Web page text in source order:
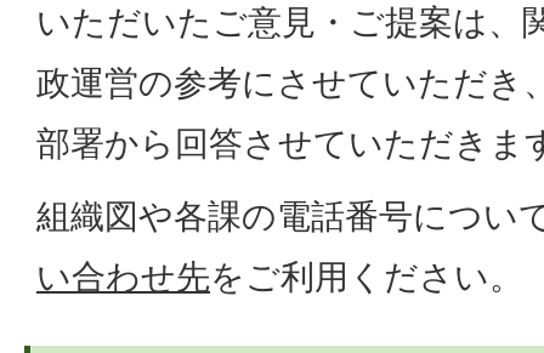
いただいたご意見・ご提案は、
政運営の参考にさせていただき
部署から回答させていただきま
組織図や各課の電話番号につい
い合わせ先をご利用ください。